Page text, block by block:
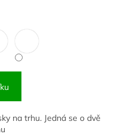
na trhu. Jedná se o dvě